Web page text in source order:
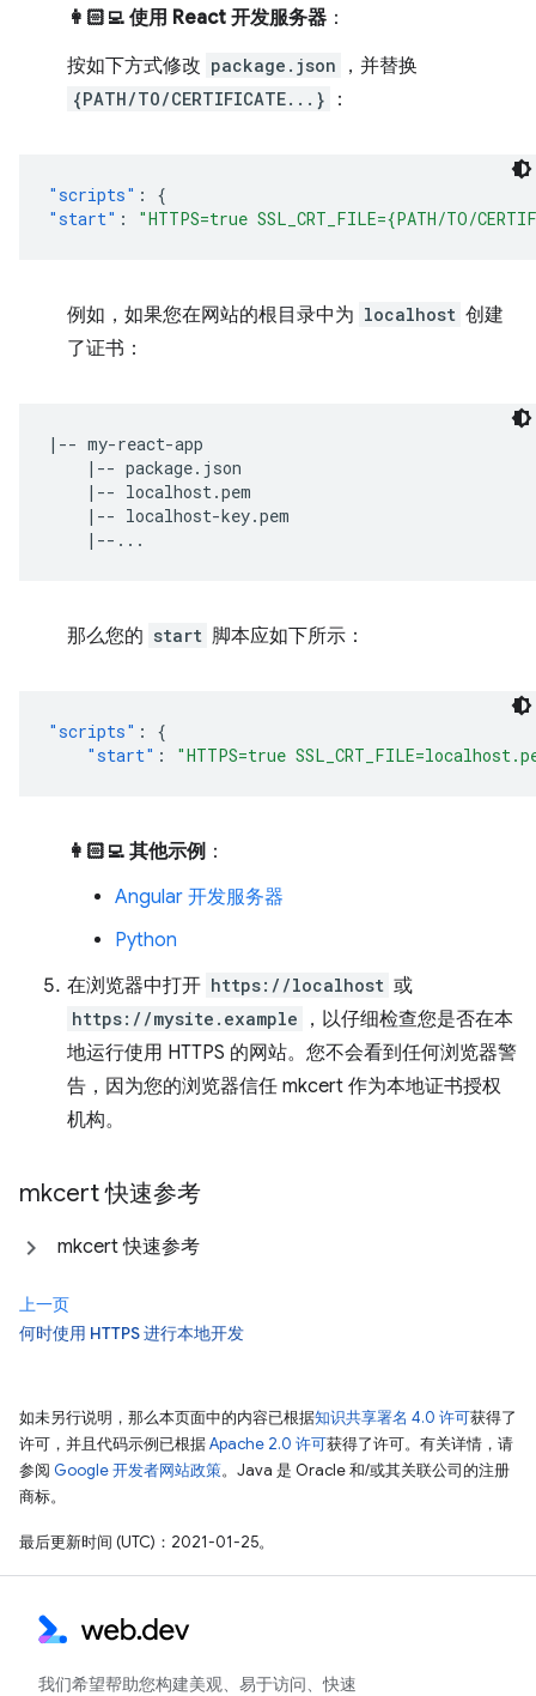
👩🏻‍💻 使用 React 开发服务器 ：
按如下方式修改 package.json ，并替换
{PATH/TO/CERTIFICATE...} ：
"scripts" :
{
"start" : "HTTPS=true SSL_CRT_FILE={PATH/TO/
例如，如果您在网站的根目录中为 localhost 创建
了证书：
|-- my-react-app
    |-- package.json
    |-- localhost.pem
    |-- localhost-key.pem
那么您的 start 脚本应如下所示：
"scripts" :
{
"start" : "HTTPS=true
👩🏻‍💻 其他示例 ：
Angular 开发服务器
Python
在浏览器中打开 https://localhost 或
https://mysite.example
，以仔细检查您是否在本
地运行使用 HTTPS 的网站。您不会看到任何浏览器警
告，因为您的浏览器信任 mkcert 作为本地证书授权
机构。
mkcert 快速参考
mkcert 快速参考
上一页
何时使用 HTTPS 进行本地开发
如未另行说明，那么本页面中的内容已根据知识共享署名 4.0 许可获得了
许可，并且代码示例已根据Apache 2.0 许可获得了许可。有关详情，请
参阅 Google 开发者网站政策。Java 是 Oracle 和/或其关联公司的注册
商标。
最后更新时间 (UTC)：2021-01-25。
我们希望帮助您构建美观、易于访问、快速